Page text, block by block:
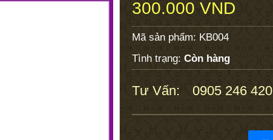
300.000 VND
Mã sản phẩm: KB004
Tình trạng: Còn hàng
Tư Vấn: 0905 246 420